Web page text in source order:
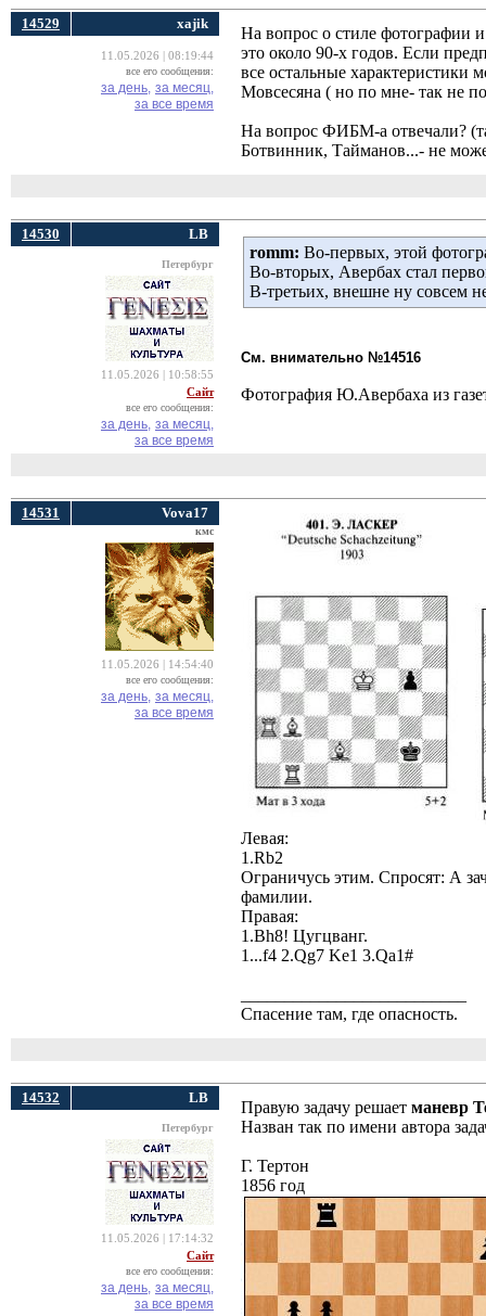
14529 xajik
11.05.2026 | 08:19:44
все его сообщения:
за день, за месяц,
за все время
На вопрос о стиле фотографии
это около 90-х годов. Если
все остальные характеристики
Мовсесяна ( но по мне- так не
На вопрос ФИБМ-а отвечали?
Ботвинник, Тайманов...- не
14530 LB
Петербург
11.05.2026 | 10:58:55
Сайт
все его сообщения:
за день, за месяц,
за все время
romm: Во-первых, этой
Во-вторых, Авербах стал
В-третьих, внешне ну совсем
См. внимательно №14516
Фотография Ю.Авербаха из
14531 Vova17
кмс
11.05.2026 | 14:54:40
все его сообщения:
за день, за месяц,
за все время
Левая:
1.Rb2
Ограничусь этим. Спросят: А
фамилии.
Правая:
1.Bh8! Цугцванг.
1...f4 2.Qg7 Ke1 3.Qa1#
Спасение там, где опасность.
14532 LB
Петербург
11.05.2026 | 17:14:32
Сайт
все его сообщения:
за день, за месяц,
за все время
Правую задачу решает маневр
Назван так по имени автора
Г. Тертон
1856 год